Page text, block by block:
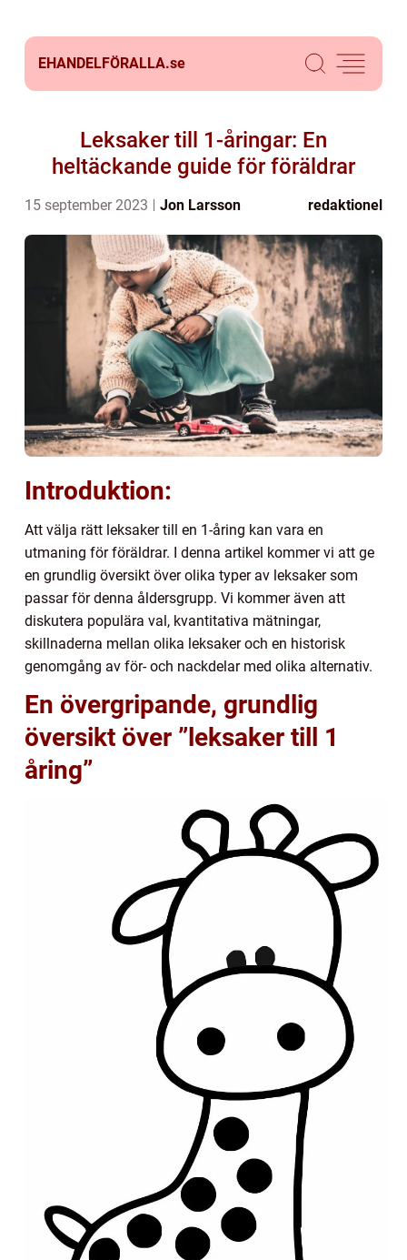
EHANDELFÖRALLA.se
Leksaker till 1-åringar: En
heltäckande guide för föräldrar
15 september 2023 Jon Larsson redaktionel
Introduktion:
Att välja rätt leksaker till en 1-åring kan vara en
utmaning för föräldrar. I denna artikel kommer vi att ge
en grundlig översikt över olika typer av leksaker som
passar för denna åldersgrupp. Vi kommer även att
diskutera populära val, kvantitativa mätningar,
skillnaderna mellan olika leksaker och en historisk
genomgång av för- och nackdelar med olika alternativ.
En övergripande, grundlig
översikt över ”leksaker till 1
åring”